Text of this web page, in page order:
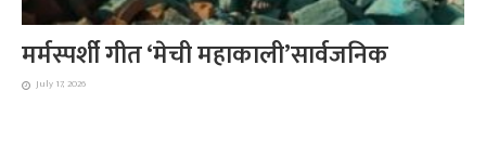
मर्मस्पर्शी गीत ‘मेची महाकाली’सार्वजनिक
July 17, 2026